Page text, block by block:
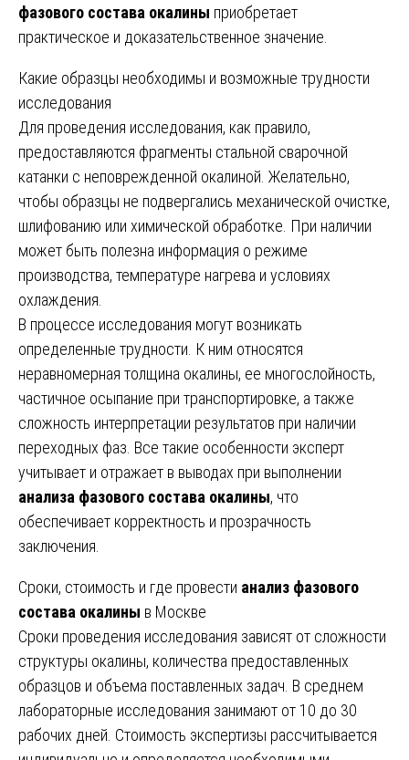
фазового состава окалины приобретает
практическое и доказательственное значение.
Какие образцы необходимы и возможные трудности
исследования
Для проведения исследования, как правило,
предоставляются фрагменты стальной сварочной
катанки с неповрежденной окалиной. Желательно,
чтобы образцы не подвергались механической очистке,
шлифованию или химической обработке. При наличии
может быть полезна информация о режиме
производства, температуре нагрева и условиях
охлаждения.
В процессе исследования могут возникать
определенные трудности. К ним относятся
неравномерная толщина окалины, ее многослойность,
частичное осыпание при транспортировке, а также
сложность интерпретации результатов при наличии
переходных фаз. Все такие особенности эксперт
учитывает и отражает в выводах при выполнении
анализа фазового состава окалины, что
обеспечивает корректность и прозрачность
заключения.
Сроки, стоимость и где провести анализ фазового
состава окалины в Москве
Сроки проведения исследования зависят от сложности
структуры окалины, количества предоставленных
образцов и объема поставленных задач. В среднем
лабораторные исследования занимают от 10 до 30
рабочих дней. Стоимость экспертизы рассчитывается